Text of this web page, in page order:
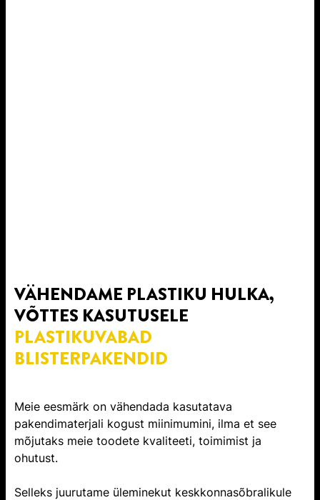
VÄHENDAME PLASTIKU HULKA,
VÕTTES KASUTUSELE
PLASTIKUVABAD
BLISTERPAKENDID
Meie eesmärk on vähendada kasutatava
pakendimaterjali kogust miinimumini, ilma et see
mõjutaks meie toodete kvaliteeti, toimimist ja
ohutust.
Selleks juurutame üleminekut keskkonnasõbralikule